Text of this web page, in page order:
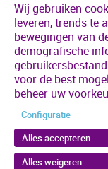
Wij gebruiken
leveren, trends te
bewegingen van
demografische
voor de best
beheer uw
Configuratie
Alles accepteren
Alles weigeren